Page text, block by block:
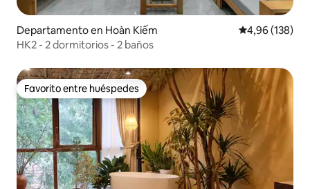
Departamento en Hoàn Kiếm Calificación
4,96 (138)
HK2 - 2 dormitorios - 2 baños
Favorito entre huéspedes
Favorito entre huéspedes